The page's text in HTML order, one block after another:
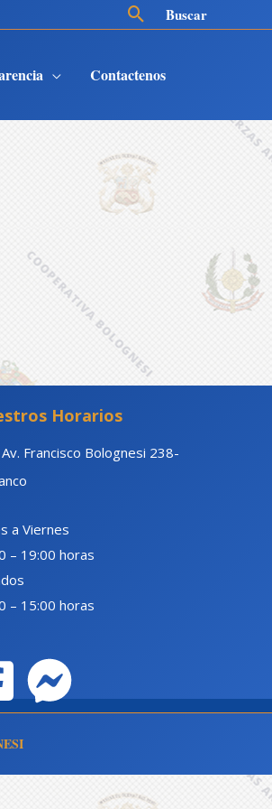
Buscar
Buscar
Contactenos
Horarios
Av. Francisco Bolognesi 238-
a Viernes
– 19:00 horas
– 15:00 horas